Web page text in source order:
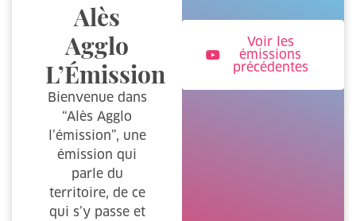
Alès
Agglo
L’Émission
Bienvenue dans
“Alès Agglo
l’émission”, une
émission qui
parle du
territoire, de ce
qui s’y passe et
Voir les
émissions
précédentes